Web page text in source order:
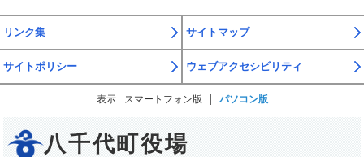
リンク集 サイトマップ
サイトポリシー ウェブアクセシビリティ
表示 スマートフォン版 パソコン版
八千代町役場